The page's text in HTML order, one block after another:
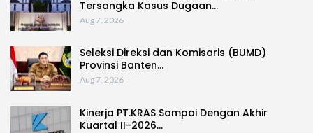
Tersangka Kasus Dugaan…
Aug 7, 2026
Seleksi Direksi dan Komisaris (BUMD)
Provinsi Banten…
Aug 7, 2026
Kinerja PT.KRAS Sampai Dengan Akhir
Kuartal II-2026…